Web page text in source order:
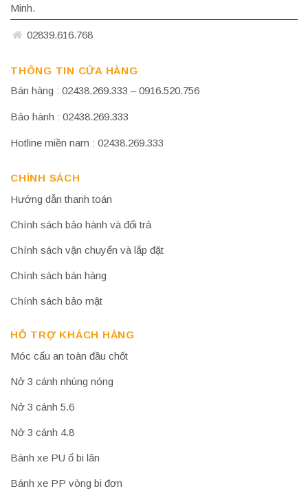
Minh.
02839.616.768
THÔNG TIN CỬA HÀNG
Bán hàng : 02438.269.333 – 0916.520.756
Bảo hành : 02438.269.333
Hotline miền nam : 02438.269.333
CHÍNH SÁCH
Hướng dẫn thanh toán
Chính sách bảo hành và đổi trả
Chính sách vận chuyển và lắp đặt
Chính sách bán hàng
Chính sách bảo mật
HỖ TRỢ KHÁCH HÀNG
Móc cẩu an toàn đầu chốt
Nở 3 cánh nhúng nóng
Nở 3 cánh 5.6
Nở 3 cánh 4.8
Bánh xe PU ổ bi lăn
Bánh xe PP vòng bi đơn